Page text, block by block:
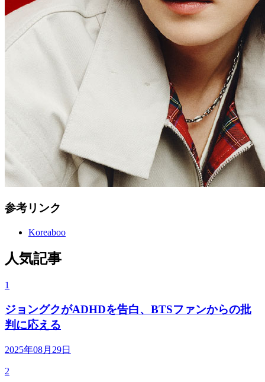
参考リンク
Koreaboo
人気記事
1
ジョングクがADHDを告白、BTSファンからの批
判に応える
2025年08月29日
2